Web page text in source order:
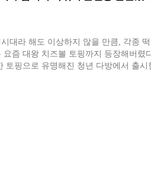
대라 해도 이상하지 않을 만큼, 각종 떡
요즘 대왕 치즈볼 토핑까지 등장해버렸
토핑으로 유명해진 청년 다방에서 출시